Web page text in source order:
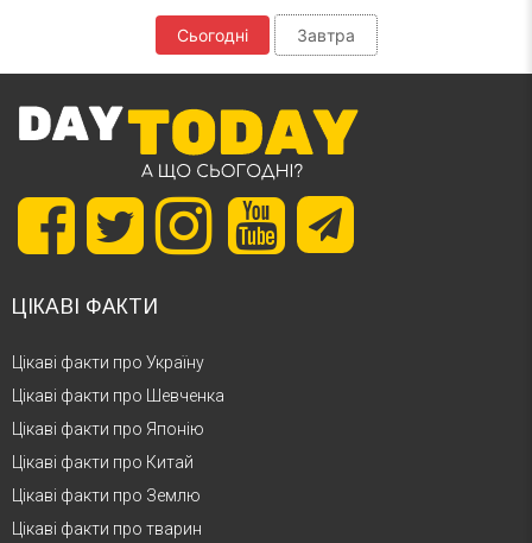
Сьогодні Завтра
ЦІКАВІ ФАКТИ
Цікаві факти про Україну
Цікаві факти про Шевченка
Цікаві факти про Японію
Цікаві факти про Китай
Цікаві факти про Землю
Цікаві факти про тварин